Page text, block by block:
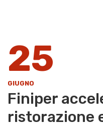
25
GIUGNO
Finiper
ristorazione